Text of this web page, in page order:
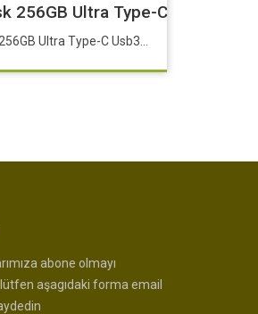
Koaksiyel Kamera Kablosu
256GB Ultra Type-C Usb3.1
abone olmayı
lütfen aşagıdaki forma email